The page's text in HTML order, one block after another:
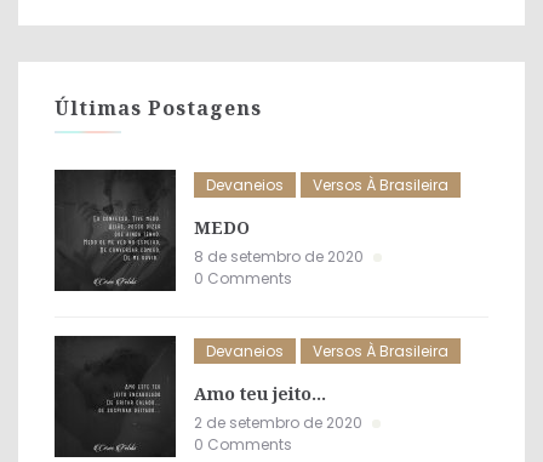
Últimas Postagens
Devaneios Versos À Brasileira
MEDO
8 de setembro de 2020
0 Comments
Devaneios Versos À Brasileira
Amo teu jeito…
2 de setembro de 2020
0 Comments